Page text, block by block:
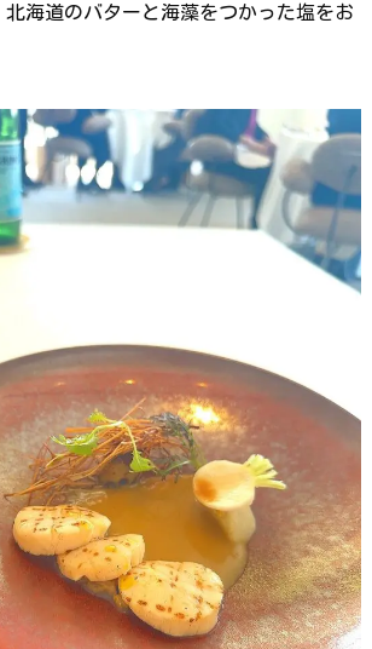
海道のバターと海藻をつかった塩をお